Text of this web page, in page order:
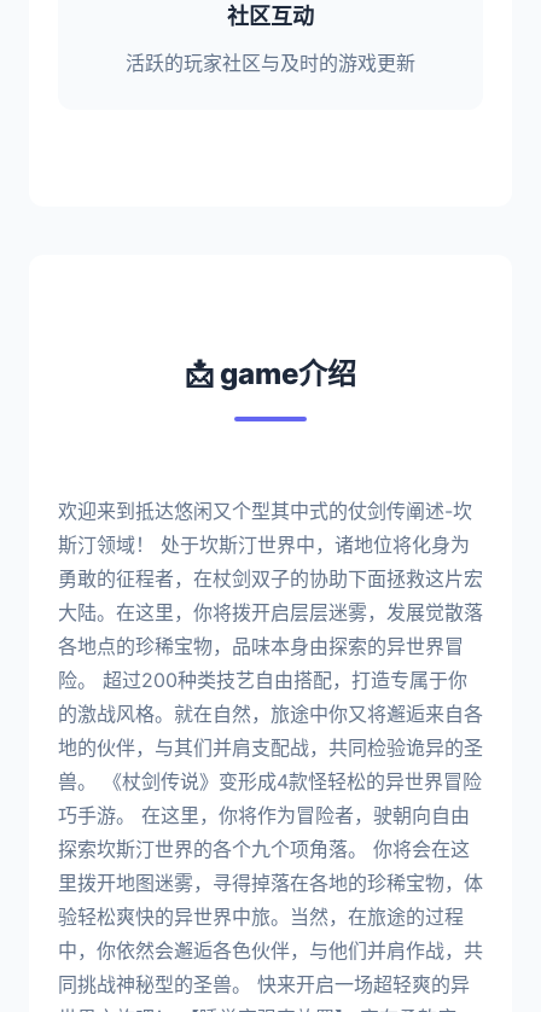
社区互动
活跃的玩家社区与及时的游戏更新
📩 game介绍
欢迎来到抵达悠闲又个型其中式的仗剑传阐述-坎
斯汀领域！ 处于坎斯汀世界中，诸地位将化身为
勇敢的征程者，在杖剑双子的协助下面拯救这片宏
大陆。在这里，你将拨开启层层迷雾，发展觉散落
各地点的珍稀宝物，品味本身由探索的异世界冒
险。 超过200种类技艺自由搭配，打造专属于你
的激战风格。就在自然，旅途中你又将邂逅来自各
地的伙伴，与其们并肩支配战，共同检验诡异的圣
兽。 《杖剑传说》变形成4款怪轻松的异世界冒险
巧手游。 在这里，你将作为冒险者，驶朝向自由
探索坎斯汀世界的各个九个项角落。 你将会在这
里拨开地图迷雾，寻得掉落在各地的珍稀宝物，体
验轻松爽快的异世界中旅。当然，在旅途的过程
中，你依然会邂逅各色伙伴，与他们并肩作战，共
同挑战神秘型的圣兽。 快来开启一场超轻爽的异